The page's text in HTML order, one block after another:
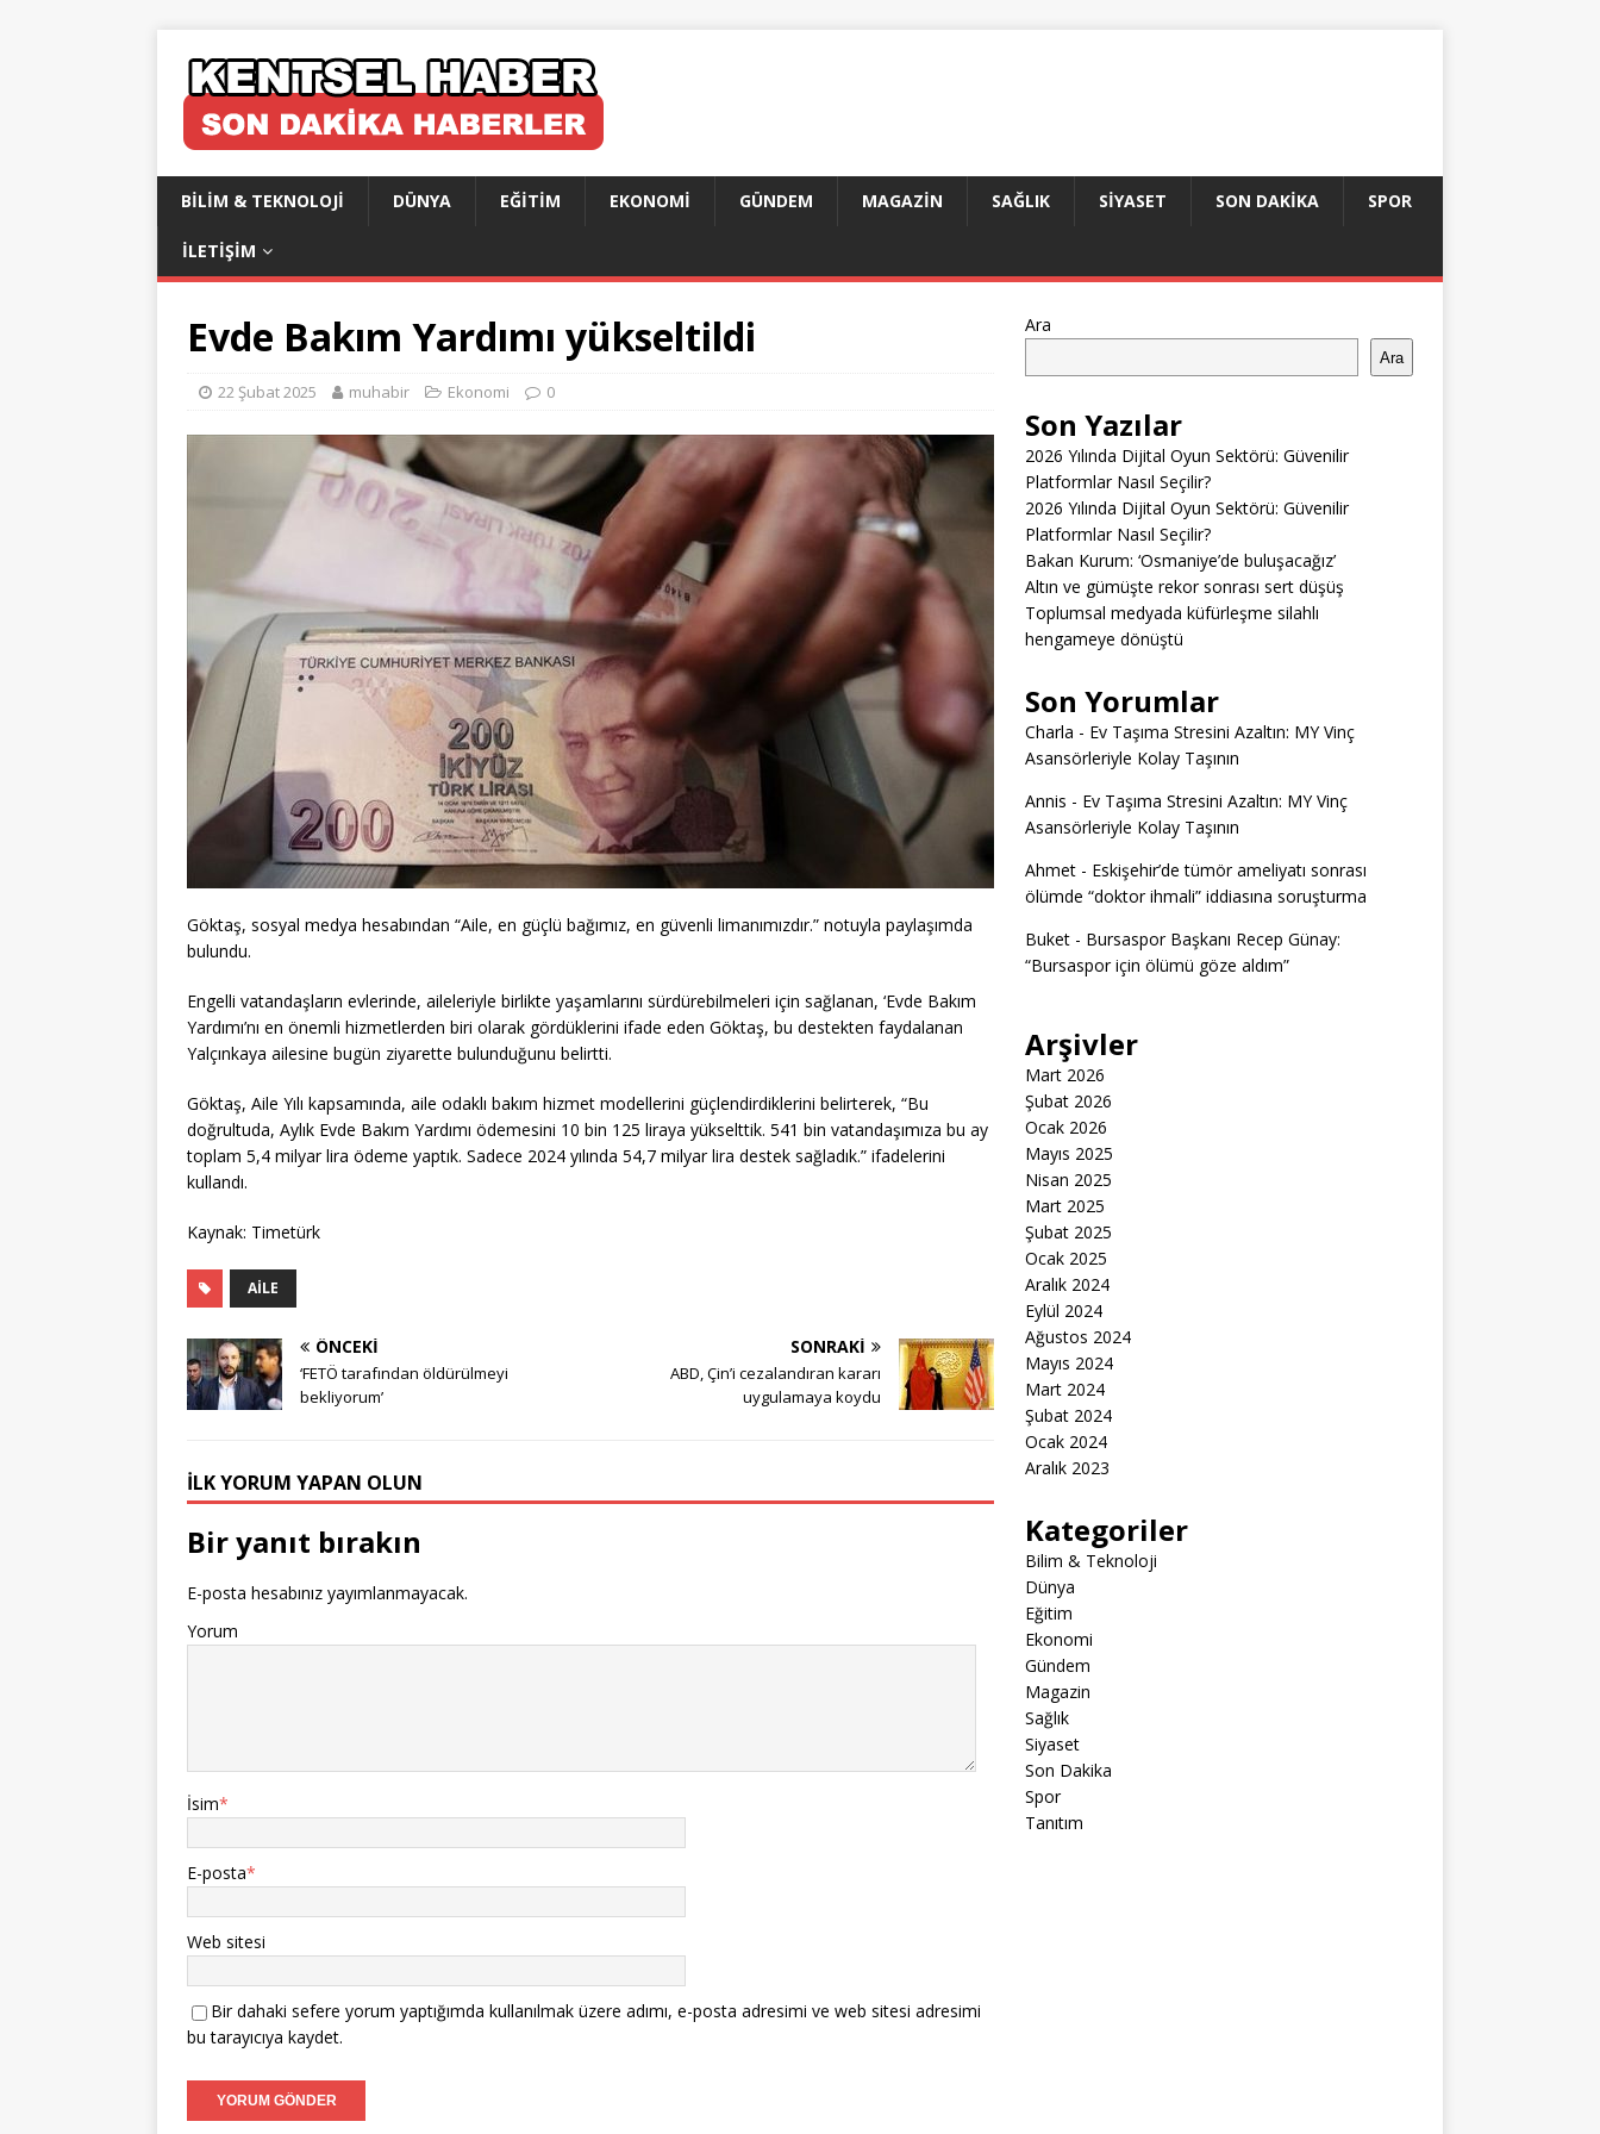
BILIM & TEKNOLOJI DÜNYA EĞITIM EKONOMI GÜNDEM MAGAZIN SAĞLIK SIYASET SON DAKIKA SPOR
İLETIŞIM
Evde Bakım Yardımı yükseltildi
22 Şubat 2025 muhabir Ekonomi 0
Göktaş, sosyal medya hesabından “Aile, en güçlü bağımız, en güvenli limanımızdır.” notuyla paylaşımda
bulundu.
Engelli vatandaşların evlerinde, aileleriyle birlikte yaşamlarını sürdürebilmeleri için sağlanan, ‘Evde Bakım
Yardımı’nı en önemli hizmetlerden biri olarak gördüklerini ifade eden Göktaş, bu destekten faydalanan
Yalçınkaya ailesine bugün ziyarette bulunduğunu belirtti.
Göktaş, Aile Yılı kapsamında, aile odaklı bakım hizmet modellerini güçlendirdiklerini belirterek, “Bu
doğrultuda, Aylık Evde Bakım Yardımı ödemesini 10 bin 125 liraya yükselttik. 541 bin vatandaşımıza bu ay
toplam 5,4 milyar lira ödeme yaptık. Sadece 2024 yılında 54,7 milyar lira destek sağladık.” ifadelerini
kullandı.
Kaynak: Timetürk
AILE
ÖNCEKI
‘FETÖ tarafından öldürülmeyi
bekliyorum’
SONRAKI
ABD, Çin’i cezalandıran kararı
uygulamaya koydu
İLK YORUM YAPAN OLUN
Bir yanıt bırakın
E-posta hesabınız yayımlanmayacak.
Yorum
İsim*
E-posta*
Web sitesi
Bir dahaki sefere yorum yaptığımda kullanılmak üzere adımı, e-posta adresimi ve web sitesi adresimi
bu tarayıcıya kaydet.
Ara
Ara
Son Yazılar
2026 Yılında Dijital Oyun Sektörü: Güvenilir
Platformlar Nasıl Seçilir?
2026 Yılında Dijital Oyun Sektörü: Güvenilir
Platformlar Nasıl Seçilir?
Bakan Kurum: ‘Osmaniye’de buluşacağız’
Altın ve gümüşte rekor sonrası sert düşüş
Toplumsal medyada küfürleşme silahlı
hengameye dönüştü
Son Yorumlar
Charla - Ev Taşıma Stresini Azaltın: MY Vinç
Asansörleriyle Kolay Taşının
Annis - Ev Taşıma Stresini Azaltın: MY Vinç
Asansörleriyle Kolay Taşının
Ahmet- Eskişehir’de tümör ameliyatı sonrası
ölümde “doktor ihmali” iddiasına soruşturma
Buket- Bursaspor Başkanı Recep Günay:
“Bursaspor için ölümü göze aldım”
Arşivler
Mart 2026
Şubat 2026
Ocak 2026
Mayıs 2025
Nisan 2025
Mart 2025
Şubat 2025
Ocak 2025
Aralık 2024
Eylül 2024
Ağustos 2024
Mayıs 2024
Mart 2024
Şubat 2024
Ocak 2024
Aralık 2023
Kategoriler
Bilim & Teknoloji
Dünya
Eğitim
Ekonomi
Gündem
Magazin
Sağlık
Siyaset
Son Dakika
Spor
Tanıtım